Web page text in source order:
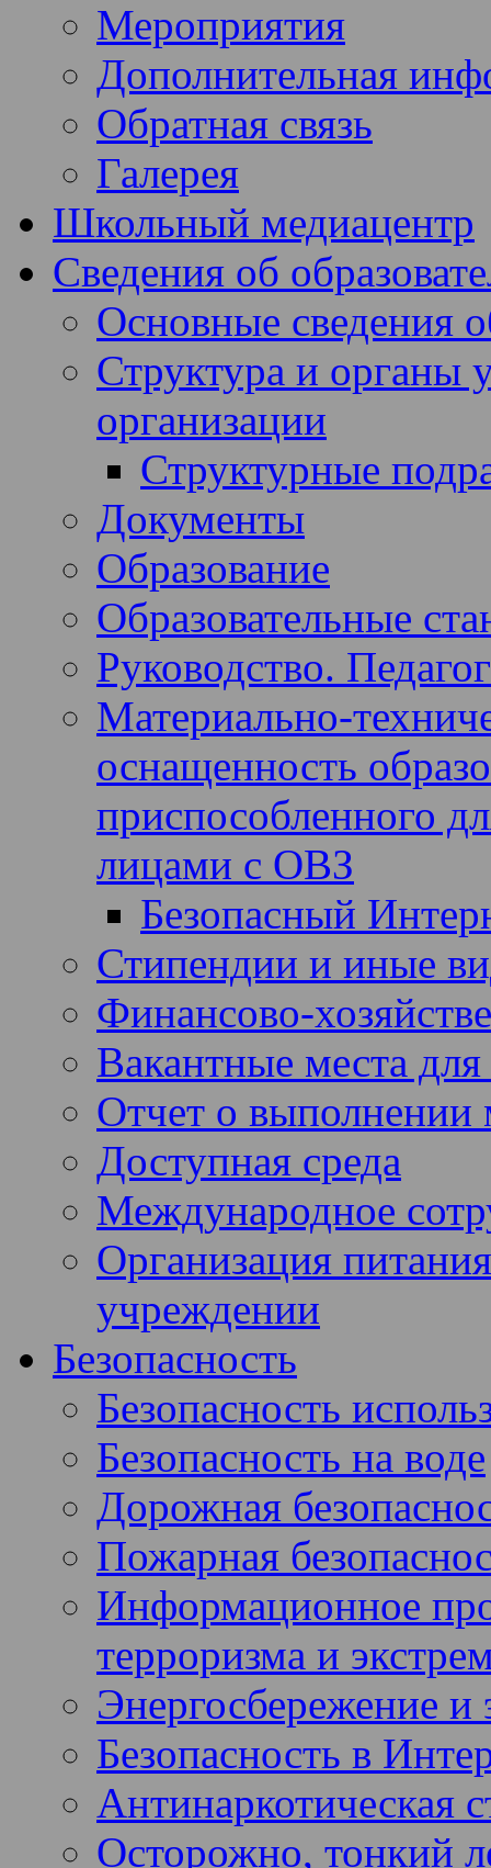
Мероприятия
Дополнительная
Обратная связь
Галерея
Школьный медиацентр
Сведения об
Основные сведения
Структура и органы
организации
Структурные
Документы
Образование
Образовательные
Руководство.
Материально-
оснащенность
приспособленного
лицами с ОВЗ
Безопасный
Стипендии и иные
Финансово-
Вакантные места
Отчет о выполнении
Доступная среда
Международное
Организация
учреждении
Безопасность
Безопасность
Безопасность на воде
Дорожная
Пожарная
Информационное
терроризма и
Энергосбережение и
Безопасность в
Антинаркотическая
Осторожно, тонкий